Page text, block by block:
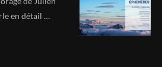
en détail …